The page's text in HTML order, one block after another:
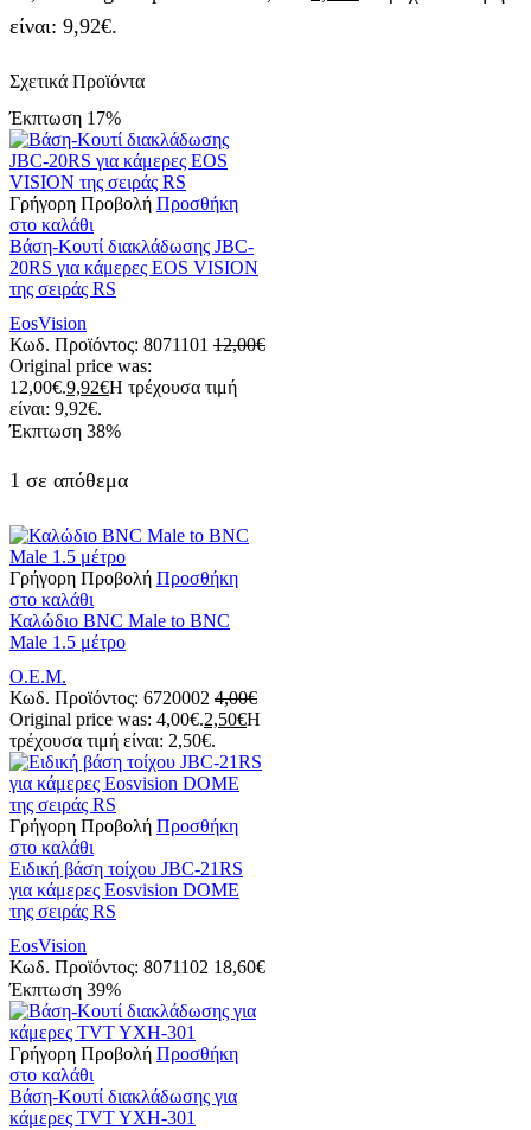
είναι: 9,92€.
Σχετικά Προϊόντα
Έκπτωση 17%
Γρήγορη Προβολή Προσθήκη
στο καλάθι
Bάση-Kουτί διακλάδωσης JBC-
20RS για κάμερες EOS VISION
της σειράς RS
EosVision
Κωδ. Προϊόντος: 8071101 12,00€
Original price was:
12,00€.9,92€Η τρέχουσα τιμή
είναι: 9,92€.
Έκπτωση 38%
1 σε απόθεμα
Γρήγορη Προβολή Προσθήκη
στο καλάθι
Καλώδιο BNC Male to BNC
Male 1.5 μέτρο
Ο.Ε.Μ.
Κωδ. Προϊόντος: 6720002 4,00€
Original price was: 4,00€.2,50€Η
τρέχουσα τιμή είναι: 2,50€.
Γρήγορη Προβολή Προσθήκη
στο καλάθι
Eιδική βάση τοίχου JBC-21RS
για κάμερες Eosvision DOME
της σειράς RS
EosVision
Κωδ. Προϊόντος: 8071102 18,60€
Έκπτωση 39%
Γρήγορη Προβολή Προσθήκη
στο καλάθι
Bάση-Kουτί διακλάδωσης για
κάμερες TVT YXH-301